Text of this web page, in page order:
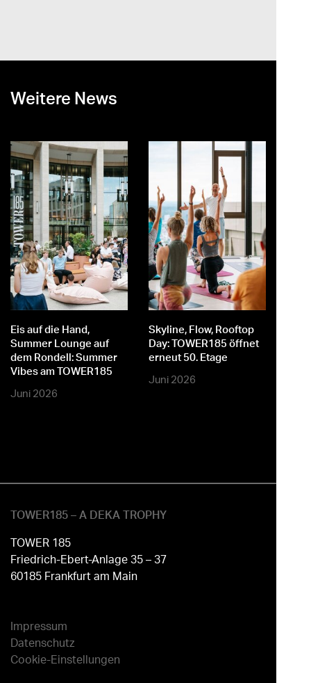
Weitere News
Eis auf die Hand,
Summer Lounge auf
dem Rondell: Summer
Vibes am TOWER185
Juni 2026
Skyline, Flow, Rooftop
Day: TOWER185 öffnet
erneut 50. Etage
Juni 2026
TOWER185 – A DEKA TROPHY
TOWER 185
Friedrich-Ebert-Anlage 35 – 37
60185 Frankfurt am Main
Impressum
Datenschutz
Cookie-Einstellungen